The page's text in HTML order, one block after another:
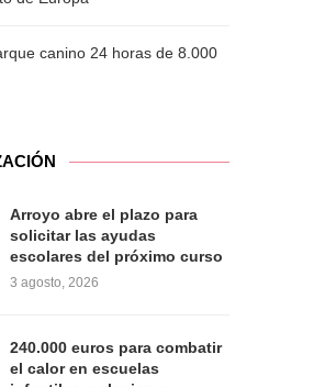
canino 24 horas de 8.000
Arroyo abre el plazo para
solicitar las ayudas
escolares del próximo curso
3 agosto, 2026
240.000 euros para combatir
el calor en escuelas